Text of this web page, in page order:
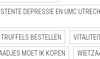
DEPRESSIE EN UMC
TRUFFELS BESTELLEN
MOET IK KOPEN